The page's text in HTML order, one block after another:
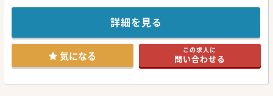
と少な目です。
詳細を見る
気になる この求人に
問い合わせる